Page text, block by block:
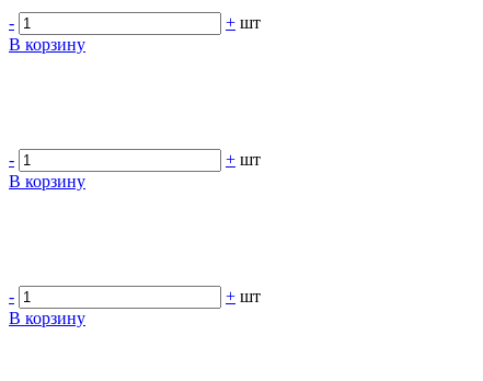
-
+ шт
В корзину
-
+ шт
В корзину
-
+ шт
В корзину